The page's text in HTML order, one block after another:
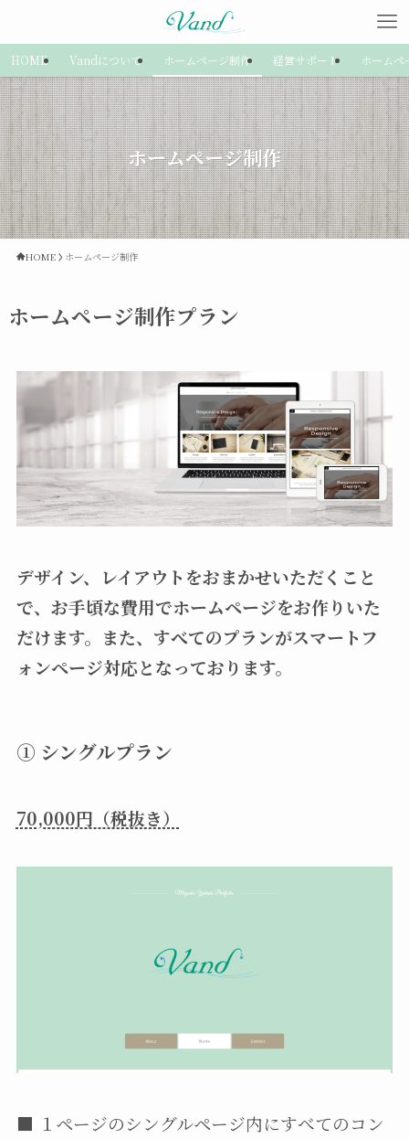
HOME Vandについて ホームページ制作 経営サポート ホームペ
ホームページ制作
HOME ホームページ制作
ホームページ制作プラン
デザイン、レイアウトをおまかせいただくこと
で、お手頃な費用でホームページをお作りいた
だけます。また、すべてのプランがスマートフ
ォンページ対応となっております。
① シングルプラン
70,000円（税抜き）
■ １ページのシングルページ内にすべてのコン